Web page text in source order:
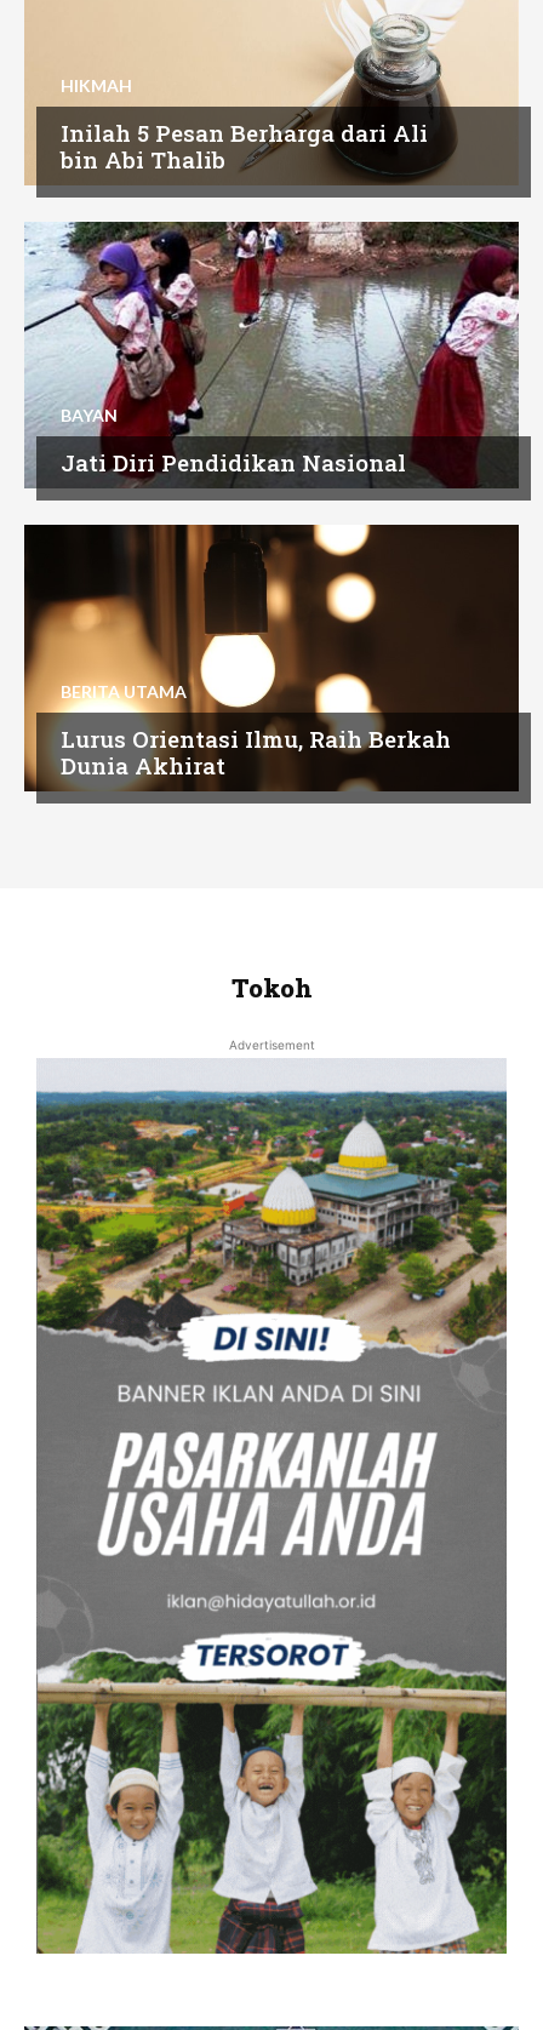
HIKMAH
Inilah 5 Pesan Berharga dari Ali
bin Abi Thalib
BAYAN
Jati Diri Pendidikan Nasional
BERITA UTAMA
Lurus Orientasi Ilmu, Raih Berkah
Dunia Akhirat
Tokoh
Advertisement